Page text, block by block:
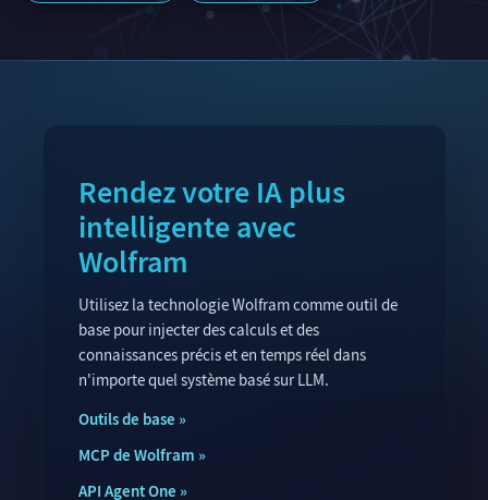
Rendez votre IA plus
intelligente avec
Wolfram
Utilisez la technologie Wolfram comme outil de
base pour injecter des calculs et des
connaissances précis et en temps réel dans
n'importe quel système basé sur LLM.
Outils de base
MCP de Wolfram
API Agent One